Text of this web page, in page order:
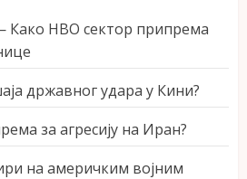
Како НВО сектор припрема
државног удара у Кини?
за агресију на Иран?
на америчким војним